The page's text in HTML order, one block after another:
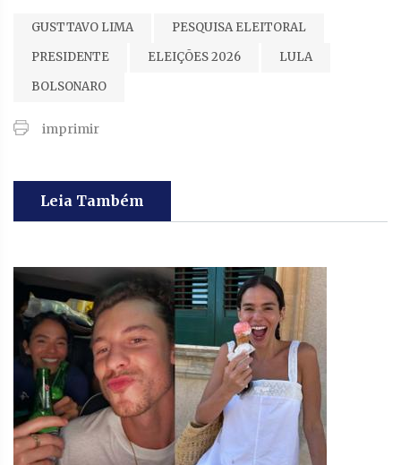
GUSTTAVO LIMA
PESQUISA ELEITORAL
PRESIDENTE
ELEIÇÕES 2026
LULA
BOLSONARO
imprimir
Leia Também